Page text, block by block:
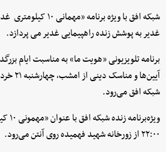
غدیر به پوشش زنده راهپیمایی غدیر می پردازد.
برنامه تلویزیونی «هویت ما» به مناسبت ایام
شبکه افق می‌رود.
۲۲:۰۰ از زورخانه شهید فهمیده روی آنتن می‌رود.